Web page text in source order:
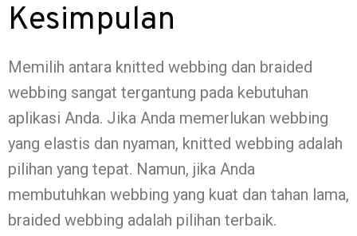
Kesimpulan
Memilih antara knitted webbing dan braided
webbing sangat tergantung pada kebutuhan
aplikasi Anda. Jika Anda memerlukan webbing
yang elastis dan nyaman, knitted webbing adalah
pilihan yang tepat. Namun, jika Anda
membutuhkan webbing yang kuat dan tahan lama,
braided webbing adalah pilihan terbaik.